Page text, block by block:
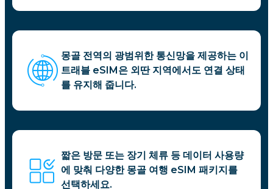
몽골 전역의 광범위한 통신망을 제공하는 이
트래블 eSIM은 외딴 지역에서도 연결 상태
를 유지해 줍니다.
짧은 방문 또는 장기 체류 등 데이터 사용량
에 맞춰 다양한 몽골 여행 eSIM 패키지를
선택하세요.